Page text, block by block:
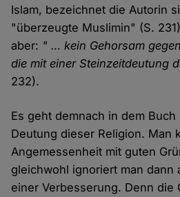
Islam, bezeichnet die Autorin
"überzeugte Muslimin" (S.
aber: " … kein Gehorsam
die mit einer Steinzeitdeutung
232).
Es geht demnach in dem
Deutung dieser Religion. Man
Angemessenheit mit guten
gleichwohl ignoriert man dann
einer Verbesserung. Denn die